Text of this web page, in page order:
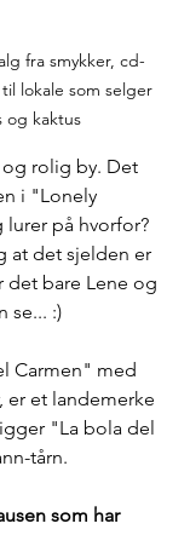
fra smykker, cd-
lokale som selger
og kaktus
og rolig by. Det
i "Lonely
på hvorfor?
at det sjelden er
det bare Lene og
se... :)
Carmen" med
er et landemerke
"La bola del
tårn.
som har